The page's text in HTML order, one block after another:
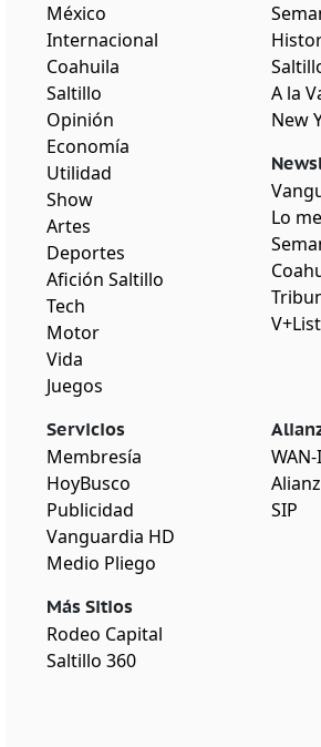
México
Internacional
Coahuila
Saltillo
Opinión
Economía
Utilidad
Show
Artes
Deportes
Afición Saltillo
Tech
Motor
Vida
Juegos
A la
New
Lo
V+List
Servicios
Membresía
HoyBusco
Publicidad
Vanguardia HD
Medio Pliego
Más Sitios
Rodeo Capital
Saltillo 360
WAN-
SIP